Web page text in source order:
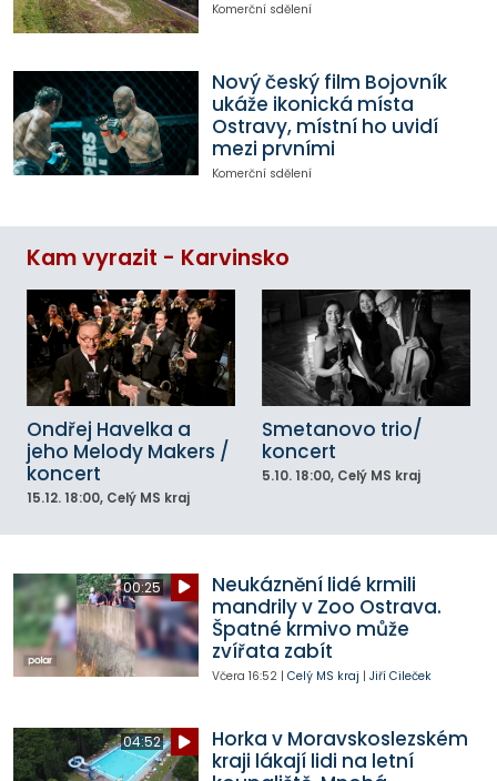
Komerční sdělení
Nový český film Bojovník
ukáže ikonická místa
Ostravy, místní ho uvidí
mezi prvními
Komerční sdělení
Kam vyrazit - Karvinsko
Ondřej Havelka a
jeho Melody Makers /
koncert
15.12. 18:00, Celý MS kraj
Smetanovo trio/
koncert
5.10. 18:00, Celý MS kraj
00:25
Neukáznění lidé krmili
mandrily v Zoo Ostrava.
Špatné krmivo může
zvířata zabít
Včera 16:52| Celý MS kraj | Jiří Cileček
04:52
Horka v Moravskoslezském
kraji lákají lidi na letní